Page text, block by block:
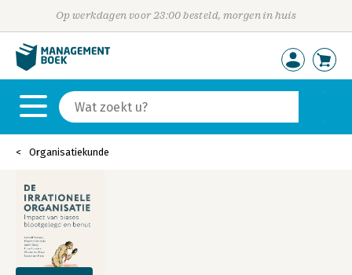
Op werkdagen voor 23:00 besteld, morgen in huis
Organisatiekunde